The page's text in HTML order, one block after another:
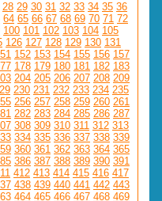
28 29 30 31 32 33 34 35 36
64 65 66 67 68 69 70 71 72
100 101 102 103 104 105
126 127 128 129 130 131
152 153 154 155 156 157
178 179 180 181 182 183
204 205 206 207 208 209
230 231 232 233 234 235
256 257 258 259 260 261
282 283 284 285 286 287
308 309 310 311 312 313
334 335 336 337 338 339
360 361 362 363 364 365
386 387 388 389 390 391
412 413 414 415 416 417
438 439 440 441 442 443
464 465 466 467 468 469